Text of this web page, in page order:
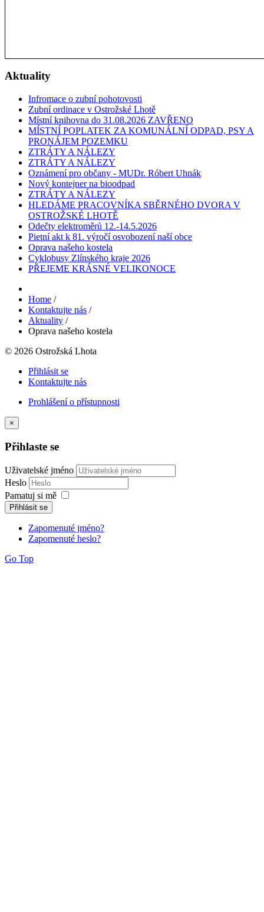
Aktuality
Infromace o zubní pohotovosti
Zubní ordinace v Ostrožské Lhotě
Místní knihovna do 31.08.2026 ZAVŘENO
MÍSTNÍ POPLATEK ZA KOMUNÁLNÍ ODPAD, PSY A
PRONÁJEM POZEMKU
ZTRÁTY A NÁLEZY
ZTRÁTY A NÁLEZY
Oznámení pro občany - MUDr. Róbert Uhnák
Nový kontejner na bioodpad
ZTRÁTY A NÁLEZY
HLEDÁME PRACOVNÍKA SBĚRNÉHO DVORA V
OSTROŽSKÉ LHOTĚ
Odečty elektroměrů 12.-14.5.2026
Pietní akt k 81. výročí osvobození naší obce
Oprava našeho kostela
Cyklobusy Zlínského kraje 2026
PŘEJEME KRÁSNÉ VELIKONOCE
Home /
Kontaktujte nás /
Aktuality /
Oprava našeho kostela
© 2026 Ostrožská Lhota
Přihlásit se
Kontaktujte nás
Prohlášení o přístupnosti
×
Přihlaste se
Uživatelské jméno
Heslo
Pamatuj si mě
Přihlásit se
Zapomenuté jméno?
Zapomenuté heslo?
Go Top